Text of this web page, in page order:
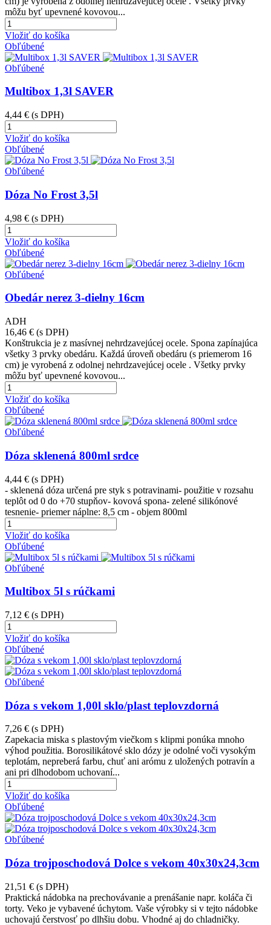
môžu byť upevnené kovovou...
Vložiť do košíka
Obľúbené
Obľúbené
Multibox 1,3l SAVER
4,44 € (s DPH)
Vložiť do košíka
Obľúbené
Obľúbené
Dóza No Frost 3,5l
4,98 € (s DPH)
Vložiť do košíka
Obľúbené
Obľúbené
Obedár nerez 3-dielny 16cm
ADH
16,46 € (s DPH)
Konštrukcia je z masívnej nehrdzavejúcej ocele. Spona zapínajúca
všetky 3 prvky obedáru. Každá úroveň obedáru (s priemerom 16
cm) je vyrobená z odolnej nehrdzavejúcej ocele . Všetky prvky
môžu byť upevnené kovovou...
Vložiť do košíka
Obľúbené
Obľúbené
Dóza sklenená 800ml srdce
4,44 € (s DPH)
- sklenená dóza určená pre styk s potravinami- použitie v rozsahu
teplôt od 0 do +70 stupňov- kovová spona- zelené silikónové
tesnenie- priemer náplne: 8,5 cm - objem 800ml
Vložiť do košíka
Obľúbené
Obľúbené
Multibox 5l s rúčkami
7,12 € (s DPH)
Vložiť do košíka
Obľúbené
Obľúbené
Dóza s vekom 1,00l sklo/plast teplovzdorná
7,26 € (s DPH)
Zapekacia miska s plastovým viečkom s klipmi ponúka mnoho
výhod použitia. Borosilikátové sklo dózy je odolné voči vysokým
teplotám, nepreberá farbu, chuť ani arómu z uložených potravín a
ani pri dlhodobom uchovaní...
Vložiť do košíka
Obľúbené
Obľúbené
Dóza trojposchodová Dolce s vekom 40x30x24,3cm
21,51 € (s DPH)
Praktická nádobka na prechovávanie a prenášanie napr. koláča či
torty. Veko je vybavené úchytom. Vaše výrobky si v tejto nádobke
uchovajú čerstvosť po dlhšiu dobu. Vhodné aj do chladničky.